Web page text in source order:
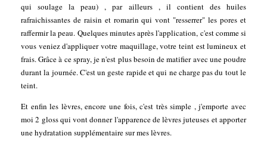
qui soulage la peau) , par ailleurs , il contient des huiles
rafraichissantes de raisin et romarin qui vont "resserrer" les pores et
raffermir la peau. Quelques minutes après l'application, c'est comme si
vous veniez d'appliquer votre maquillage, votre teint est lumineux et
frais. Grâce à ce spray, je n'est plus besoin de matifier avec une poudre
durant la journée. C'est un geste rapide et qui ne charge pas du tout le
teint.
Et enfin les lèvres, encore une fois, c'est très simple , j'emporte avec
moi 2 gloss qui vont donner l'apparence de lèvres juteuses et apporter
une hydratation supplémentaire sur mes lèvres.